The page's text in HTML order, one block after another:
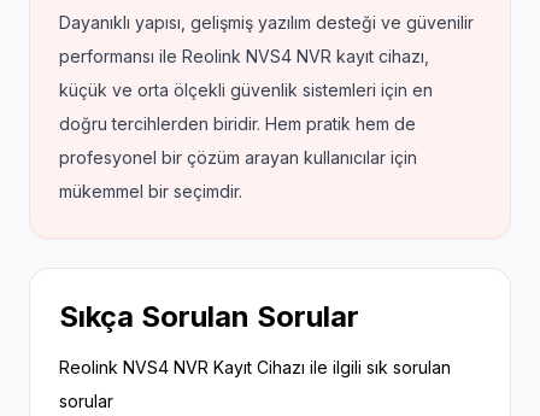
Dayanıklı yapısı, gelişmiş yazılım desteği ve güvenilir
performansı ile Reolink NVS4 NVR kayıt cihazı,
küçük ve orta ölçekli güvenlik sistemleri için en
doğru tercihlerden biridir. Hem pratik hem de
profesyonel bir çözüm arayan kullanıcılar için
mükemmel bir seçimdir.
Sıkça Sorulan Sorular
Reolink NVS4 NVR Kayıt Cihazı ile ilgili sık sorulan
sorular